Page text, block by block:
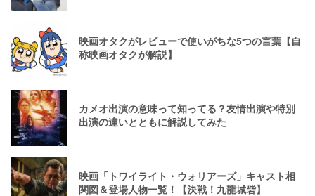
映画オタクがレビューで使いがちな5つの言葉【自
称映画オタクが解説】
カメオ出演の意味って知ってる？友情出演や特別
出演の違いとともに解説してみた
映画「トワイライト・ウォリアーズ」キャスト相
関図＆登場人物一覧！【決戦！九龍城砦】